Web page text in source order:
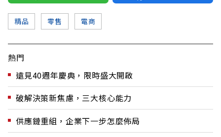
精品 零售 電商
熱門
遠見40週年慶典，限時盛大開啟
破解決策新焦慮，三大核心能力
供應鏈重組，企業下一步怎麼佈局